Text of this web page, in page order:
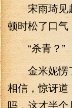
宋雨琦见赵
顿时松了口气
“杀青？”
金米妮愣了
相信，惊讶道
吗，这才半个